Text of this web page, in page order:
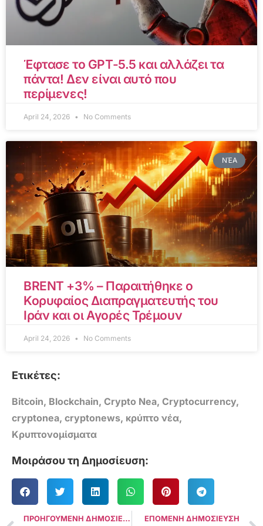
Έφτασε το GPT-5.5 και αλλάζει τα
πάντα! Δεν είναι αυτό που
περίμενες!
April 24, 2026 No Comments
ΝΈΑ
BRENT +3% – Παραιτήθηκε ο
Κορυφαίος Διαπραγματευτής του
Ιράν και οι Αγορές Τρέμουν
April 24, 2026 No Comments
Ετικέτες:
Bitcoin, Blockchain, Crypto Nea, Cryptocurrency,
cryptonea, cryptonews, κρύπτο νέα,
Κρυπτονομίσματα
Μοιράσου τη Δημοσίευση:
ΠΡΟΗΓΟΥΜΕΝΗ ΔΗΜΟΣΙΕΥΣΗ ΕΠΟΜΕΝΗ ΔΗΜΟΣΙΕΥΣΗ